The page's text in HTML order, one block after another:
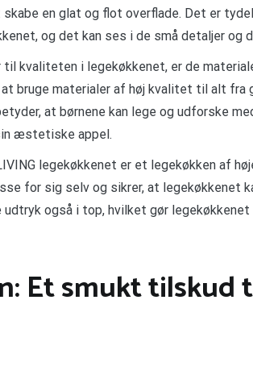
en glat og flot overflade. Det er
og det kan ses i de små detaljer og
til kvaliteten i legekøkkenet, er de
bruge materialer af høj kvalitet til alt fra
at børnene kan lege og udforske
æstetiske appel.
legekøkkenet er et legekøkken af
for sig selv og sikrer, at legekøkkenet
også i top, hvilket gør
Et smukt tilskud